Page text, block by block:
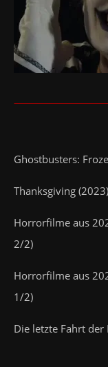
Ghostbusters:
Thanksgiving
Horrorfilme aus
2/2)
Horrorfilme aus
1/2)
Die letzte Fahrt der